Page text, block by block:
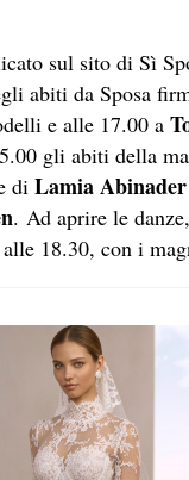
sul sito di Sì
abiti da Sposa
e alle 17.00 a
gli abiti della
di Lamia Abinader
. Ad aprire le
18.30, con i